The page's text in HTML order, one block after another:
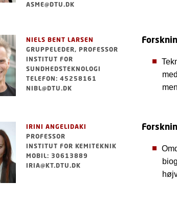
ASME@DTU.DK
NIELS BENT LARSEN
GRUPPELEDER, PROFESSOR
INSTITUT FOR
SUNDHEDSTEKNOLOGI
TELEFON: 45258161
NIBL@DTU.DK
IRINI ANGELIDAKI
PROFESSOR
INSTITUT FOR KEMITEKNIK
MOBIL: 30613889
IRIA@KT.DTU.DK